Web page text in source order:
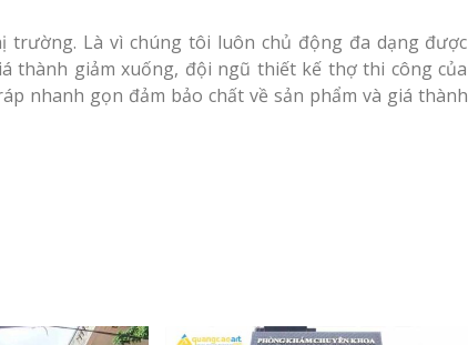
Là vì chúng tôi luôn chủ động đa dạng được
thành giảm xuống, đội ngũ thiết kế thợ thi công của
nhanh gọn đảm bảo chất về sản phẩm và giá thành
Shop Quần Áo Nghệ An
Đẹp